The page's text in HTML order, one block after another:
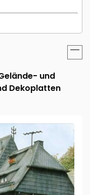
und
Dekoplatten